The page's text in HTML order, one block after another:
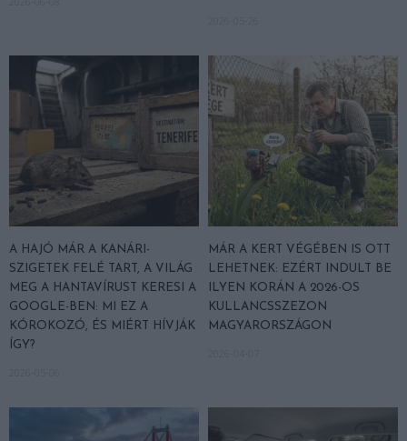
A HAJÓ MÁR A KANÁRI-
SZIGETEK FELÉ TART, A VILÁG
MEG A HANTAVÍRUST KERESI A
GOOGLE-BEN: MI EZ A
KÓROKOZÓ, ÉS MIÉRT HÍVJÁK
ÍGY?
MÁR A KERT VÉGÉBEN IS OTT
LEHETNEK: EZÉRT INDULT BE
ILYEN KORÁN A 2026-OS
KULLANCSSZEZON
MAGYARORSZÁGON